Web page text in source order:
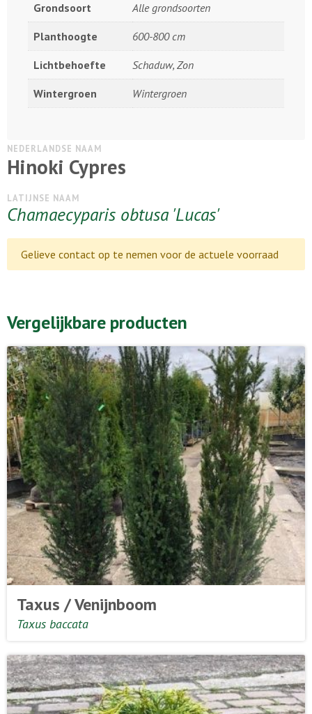
Grondsoort Alle grondsoorten
Planthoogte 600-800 cm
Lichtbehoefte Schaduw, Zon
Wintergroen Wintergroen
NEDERLANDSE NAAM
Hinoki Cypres
LATIJNSE NAAM
Chamaecyparis obtusa 'Lucas'
Gelieve contact op te nemen voor de actuele voorraad
Vergelijkbare producten
Taxus / Venijnboom
Taxus baccata